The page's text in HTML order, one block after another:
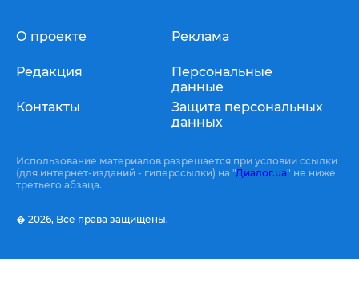
О проекте
Редакция
Контакты
Реклама
Персональные
данные
Защита персональных
данных
Использование материалов разрешается при условии ссылки
(для интернет-изданий - гиперссылки) на "Диалог.ua" не ниже
третьего абзаца.
� 2026, Все права защищены.